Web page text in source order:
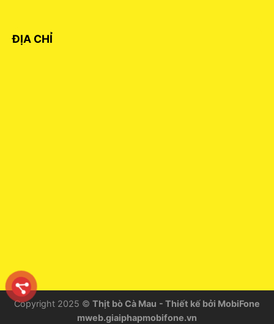
ĐỊA CHỈ
Copyright 2025 © Thịt bò Cà Mau - Thiết kế bởi MobiFone
mweb.giaiphapmobifone.vn